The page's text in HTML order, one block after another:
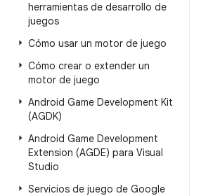
herramientas de desarrollo de
juegos
Cómo usar un motor de juego
Cómo crear o extender un
motor de juego
Android Game Development Kit
(AGDK)
Android Game Development
Extension (AGDE) para Visual
Studio
Servicios de juego de Google